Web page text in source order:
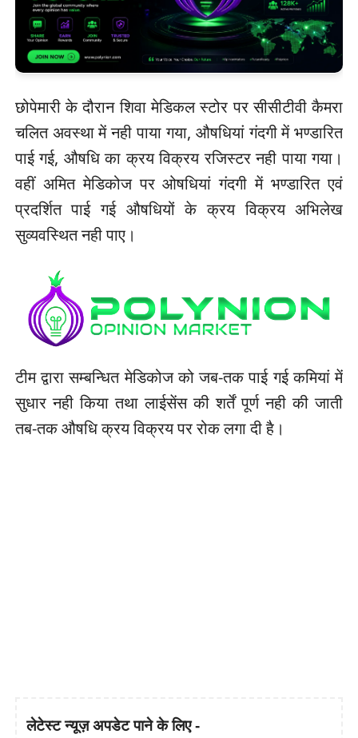
छोपेमारी के दौरान शिवा मेडिकल स्टोर पर सीसीटीवी कैमरा
चलित अवस्था में नही पाया गया, औषधियां गंदगी में भण्डारित
पाई गई, औषधि का क्रय विक्रय रजिस्टर नही पाया गया।
वहीं अमित मेडिकोज पर ओषधियां गंदगी में भण्डारित एवं
प्रदर्शित पाई गई औषधियों के क्रय विक्रय अभिलेख
सुव्यवस्थित नही पाए।
टीम द्वारा सम्बन्धित मेडिकोज को जब-तक पाई गई कमियां में
सुधार नही किया तथा लाईसेंस की शर्तें पूर्ण नही की जाती
तब-तक औषधि क्रय विक्रय पर रोक लगा दी है।
लेटेस्ट न्यूज़ अपडेट पाने के लिए -